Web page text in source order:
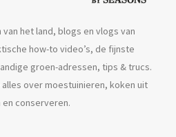
het land, blogs en vlogs van
how-to video’s, de fijnste
groen-adressen, tips & trucs.
over moestuinieren, koken uit
en conserveren.